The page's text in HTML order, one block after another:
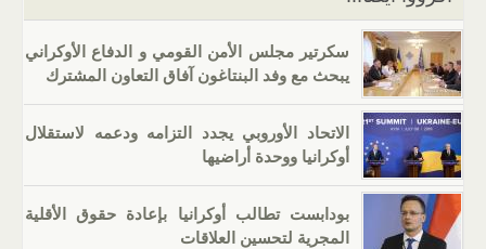
سكرتير مجلس الأمن القومي و الدفاع الأوكراني
يبحث مع وفد البنتاغون آفاق التعاون المشترك
الاتحاد الأوروبي يجدد التزامه ودعمه لاستقلال
أوكرانيا ووحدة أراضيها
بودابست تطالب أوكرانيا بإعادة حقوق الأقلية
المجرية لتحسين العلاقات